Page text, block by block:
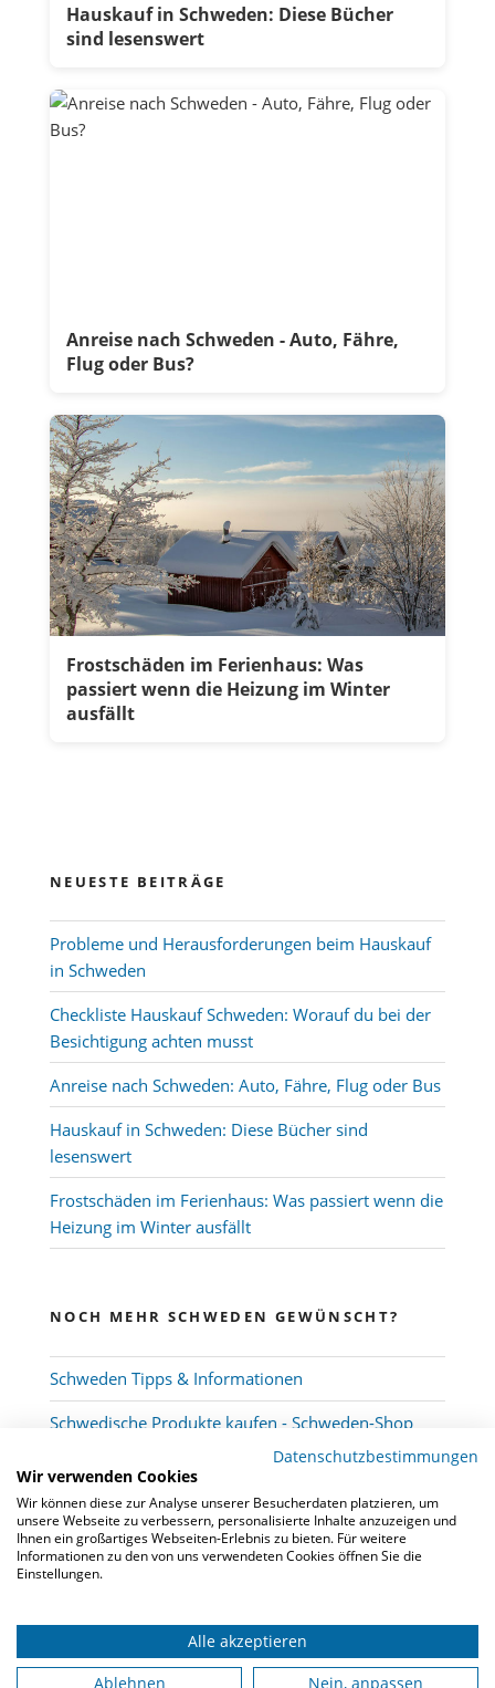
Hauskauf in Schweden: Diese Bücher
sind lesenswert
Anreise nach Schweden - Auto, Fähre,
Flug oder Bus?
Frostschäden im Ferienhaus: Was
passiert wenn die Heizung im Winter
ausfällt
NEUESTE BEITRÄGE
Probleme und Herausforderungen beim Hauskauf
in Schweden
Checkliste Hauskauf Schweden: Worauf du bei der
Besichtigung achten musst
Anreise nach Schweden: Auto, Fähre, Flug oder Bus
Hauskauf in Schweden: Diese Bücher sind
lesenswert
Frostschäden im Ferienhaus: Was passiert wenn die
Heizung im Winter ausfällt
NOCH MEHR SCHWEDEN GEWÜNSCHT?
Schweden Tipps & Informationen
Schwedische Produkte kaufen - Schweden-Shop
Schwedenmakler-Kooperation
Datenschutz-Impressum
Datenschutzbestimmungen
Wir verwenden Cookies
Wir können diese zur Analyse unserer Besucherdaten platzieren, um
unsere Webseite zu verbessern, personalisierte Inhalte anzuzeigen und
Ihnen ein großartiges Webseiten-Erlebnis zu bieten. Für weitere
Informationen zu den von uns verwendeten Cookies öffnen Sie die
Einstellungen.
Alle akzeptieren
Ablehnen
Nein, anpassen